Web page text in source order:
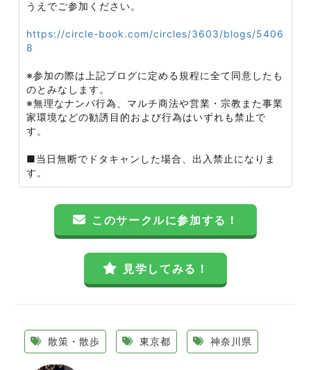
うえでご参加ください。
https://circle-book.com/circles/3603/blogs/5406
8
※参加の際は上記ブログに定める規程に全て同意したも
のとみなします。
※無理なナンパ行為、マルチ商法や営業・宗教また事業
家環境などの勧誘目的および行為はいずれも禁止で
す。
■当日無断でドタキャンした場合、出入禁止になりま
す。
このサークルに参加する！
見学してみる！
散策・散歩 東京都 神奈川県